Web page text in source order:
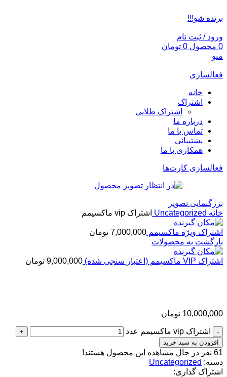
برنده شو!!!
ورود / ثبت نام
0 محصول 0 تومان
منو
فعالسازی
خانه
اشتراک
اشتراک طلایی
درباره ما
تماس با ما
پشتیبانی
همکاری با ما
فعالسازی کارت‌ها
بزرگنمایی تصویر
خانه Uncategorized اشتراک vip ماکسیمم
اشتراک ویژه ماکسیمم 7,000,000 تومان
بازگشت به محصولات
اشتراک VIP ماکسیمم (اعتبار سنجی شده) 9,000,000 تومان
10,000,000 تومان
اشتراک vip ماکسیمم عدد
افزودن به سبد خرید
61 نفر در حال مشاهده این محصول هستند!
دسته: Uncategorized
اشتراک گذاری: